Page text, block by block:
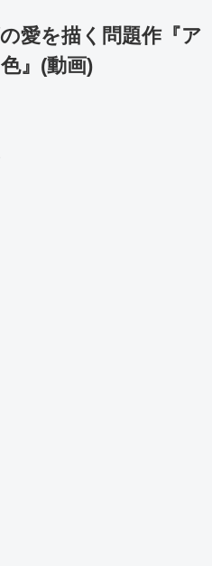
愛を描く問題作『ア
』(動画)